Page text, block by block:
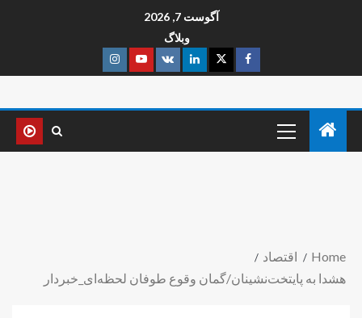
آگوست 7, 2026
وبلاگ
Home
اقتصاد
هشدا به پایتخت‌نشینان/گمان وقوع طوفان لحظه‌ای_خبردار